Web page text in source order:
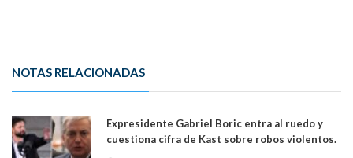
NOTAS RELACIONADAS
Expresidente Gabriel Boric entra al ruedo y
cuestiona cifra de Kast sobre robos violentos.